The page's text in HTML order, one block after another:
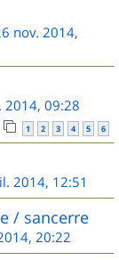
nov. 2014,
2014, 09:28
1 2 3 4 5 6
2014, 12:51
/ sancerre
20:22